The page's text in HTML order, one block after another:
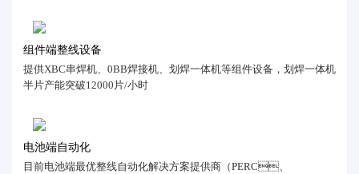
组件端整线设备
提供XBC串焊机、0BB焊接机、划焊一体机等组件设备，划焊一体机
半片产能突破12000片/小时
电池端自动化
目前电池端最优整线自动化解决方案提供商（PERC、